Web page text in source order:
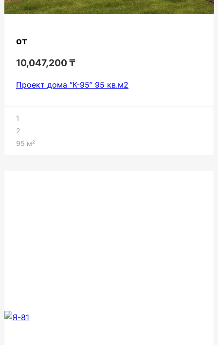
от
10,047,200₸
Проект дома “К-95” 95 кв.м2
1
2
95 м²